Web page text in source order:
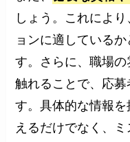
しょう。これによ
ョンに適している
す。さらに、職場
触れることで、応
す。具体的な情報
えるだけでなく、